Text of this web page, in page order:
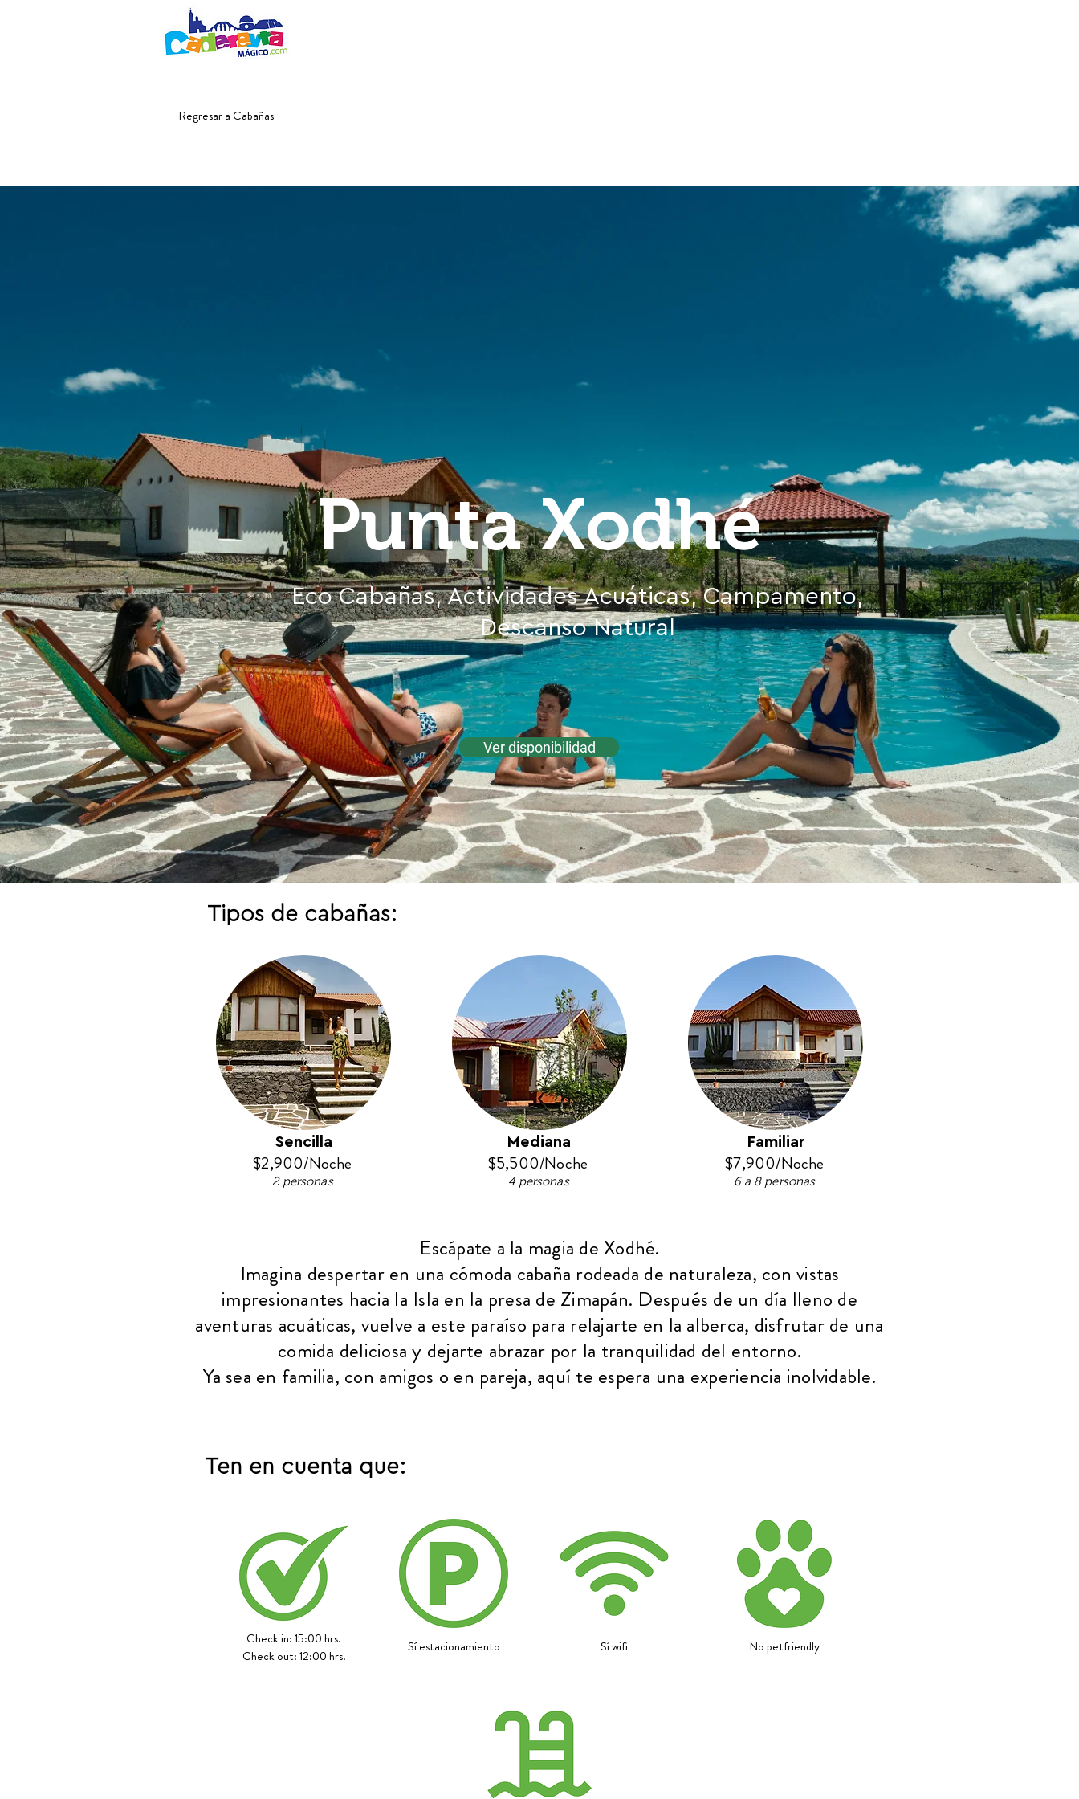
Regresar a Cabañas
Punta Xodhé
Eco Cabañas, Actividades Acuáticas, Campamento,
Descanso Natural
Ver disponibilidad
Tipos de cabañas:
Sencilla
$2,900/Noche
2 personas
Mediana
$5,500/Noche
4 personas
Familiar
$7,900/Noche
6 a 8 personas
Escápate a la magia de Xodhé.
Imagina despertar en una cómoda cabaña rodeada de naturaleza, con vistas
impresionantes hacia la Isla en la presa de Zimapán. Después de un día lleno de
aventuras acuáticas, vuelve a este paraíso para relajarte en la alberca, disfrutar de una
comida deliciosa y dejarte abrazar por la tranquilidad del entorno.
Ya sea en familia, con amigos o en pareja, aquí te espera una experiencia inolvidable.
Ten en cuenta que:
Check in: 15:00 hrs.
Check out: 12:00 hrs.
Sí estacionamiento Sí wifi No petfriendly